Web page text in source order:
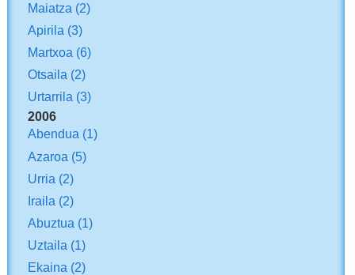
Maiatza (2)
Apirila (3)
Martxoa (6)
Otsaila (2)
Urtarrila (3)
2006
Abendua (1)
Azaroa (5)
Urria (2)
Iraila (2)
Abuztua (1)
Uztaila (1)
Ekaina (2)